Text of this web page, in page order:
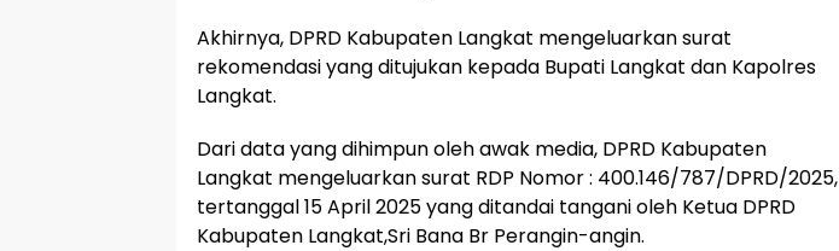
Akhirnya, DPRD Kabupaten Langkat mengeluarkan surat
rekomendasi yang ditujukan kepada Bupati Langkat dan Kapolres
Langkat.
Dari data yang dihimpun oleh awak media, DPRD Kabupaten
Langkat mengeluarkan surat RDP Nomor : 400.146/787/DPRD/2025,
tertanggal 15 April 2025 yang ditandai tangani oleh Ketua DPRD
Kabupaten Langkat,Sri Bana Br Perangin-angin.